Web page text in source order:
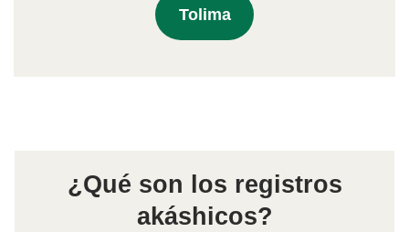
Tolima
¿Qué son los registros
akáshicos?